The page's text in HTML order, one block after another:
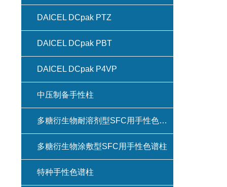
DAICEL DCpak PTZ
DAICEL DCpak PBT
DAICEL DCpak P4VP
中压制备手性柱
多糖衍生物耐溶剂型SFC用手性色谱柱(键合型手性色谱柱)
多糖衍生物涂敷型SFC用手性色谱柱
特种手性色谱柱